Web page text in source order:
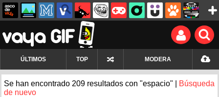
ÚLTIMOS TOP MODERA
Se han encontrado 209 resultados con "espacio" |
Búsqueda
de nuevo